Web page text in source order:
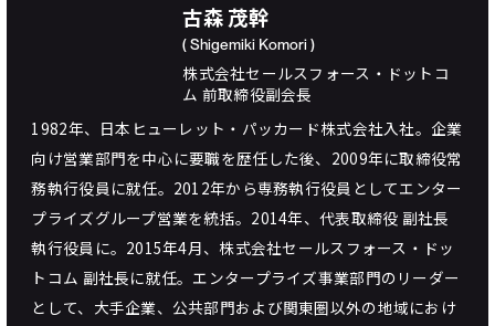
古森 茂幹
( Shigemiki Komori )
株式会社セールスフォース・ドットコ
ム 前取締役副会長
1982年、日本ヒューレット・パッカード株式会社入社。企業
向け営業部門を中心に要職を歴任した後、2009年に取締役常
務執行役員に就任。2012年から専務執行役員としてエンター
プライズグループ営業を統括。2014年、代表取締役 副社長
執行役員に。2015年4月、株式会社セールスフォース・ドッ
トコム 副社長に就任。エンタープライズ事業部門のリーダー
として、大手企業、公共部門および関東圏以外の地域におけ